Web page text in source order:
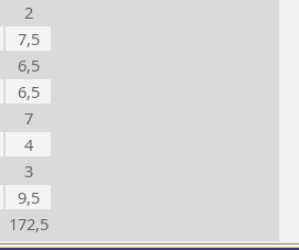
2
7,5
6,5
6,5
7
4
3
9,5
172,5